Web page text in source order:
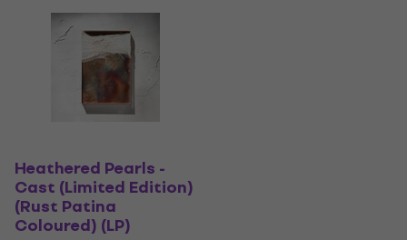
Heathered Pearls -
Cast (Limited Edition)
(Rust Patina
Coloured) (LP)